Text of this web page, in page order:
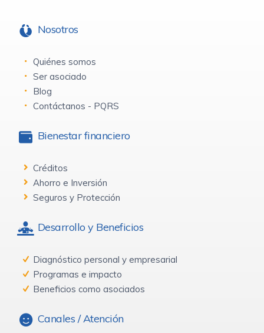
Nosotros
Quiénes somos
Ser asociado
Blog
Contáctanos - PQRS
Bienestar financiero
Créditos
Ahorro e Inversión
Seguros y Protección
Desarrollo y Beneficios
Diagnóstico personal y empresarial
Programas e impacto
Beneficios como asociados
Canales / Atención